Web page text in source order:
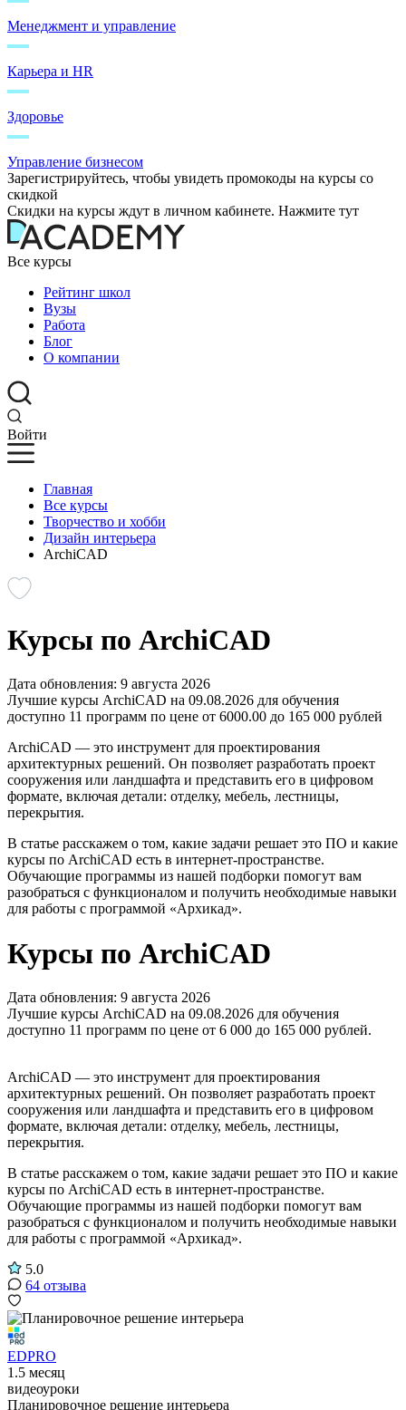
Менеджмент и управление
Карьера и HR
Здоровье
Управление бизнесом
Зарегистрируйтесь, чтобы увидеть промокоды на курсы со
скидкой
Скидки на курсы ждут в личном кабинете. Нажмите тут
Все курсы
Рейтинг школ
Вузы
Работа
Блог
О компании
Войти
Главная
Все курсы
Творчество и хобби
Дизайн интерьера
ArchiCAD
Курсы по ArchiCAD
Дата обновления: 9 августа 2026
Лучшие курсы ArchiCAD на 09.08.2026 для обучения
доступно 11 программ по цене от 6000.00 до 165 000 рублей
ArchiCAD — это инструмент для проектирования
архитектурных решений. Он позволяет разработать проект
сооружения или ландшафта и представить его в цифровом
формате, включая детали: отделку, мебель, лестницы,
перекрытия.
В статье расскажем о том, какие задачи решает это ПО и какие
курсы по ArchiCAD есть в интернет-пространстве.
Обучающие программы из нашей подборки помогут вам
разобраться с функционалом и получить необходимые навыки
для работы с программой «Архикад».
Курсы по ArchiCAD
Дата обновления: 9 августа 2026
Лучшие курсы ArchiCAD на 09.08.2026 для обучения
доступно 11 программ по цене от 6 000 до 165 000 рублей.
ArchiCAD — это инструмент для проектирования
архитектурных решений. Он позволяет разработать проект
сооружения или ландшафта и представить его в цифровом
формате, включая детали: отделку, мебель, лестницы,
перекрытия.
В статье расскажем о том, какие задачи решает это ПО и какие
курсы по ArchiCAD есть в интернет-пространстве.
Обучающие программы из нашей подборки помогут вам
разобраться с функционалом и получить необходимые навыки
для работы с программой «Архикад».
5.0
64 отзыва
EDPRO
1.5 месяц
видеоуроки
Планировочное решение интерьера